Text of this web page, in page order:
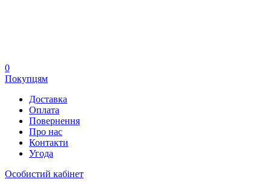
0
Покупцям
Доставка
Оплата
Повернення
Про нас
Контакти
Угода
Особистий кабінет